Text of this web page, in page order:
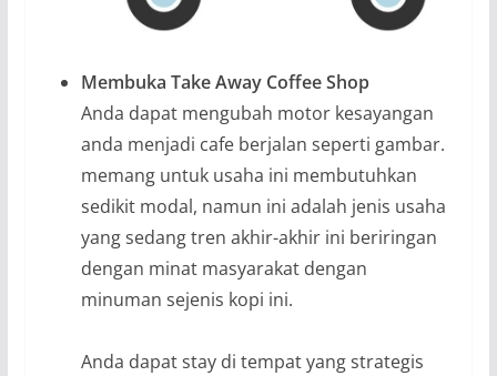
Membuka Take Away Coffee Shop
Anda dapat mengubah motor kesayangan
anda menjadi cafe berjalan seperti gambar.
memang untuk usaha ini membutuhkan
sedikit modal, namun ini adalah jenis usaha
yang sedang tren akhir-akhir ini beriringan
dengan minat masyarakat dengan
minuman sejenis kopi ini.
Anda dapat stay di tempat yang strategis